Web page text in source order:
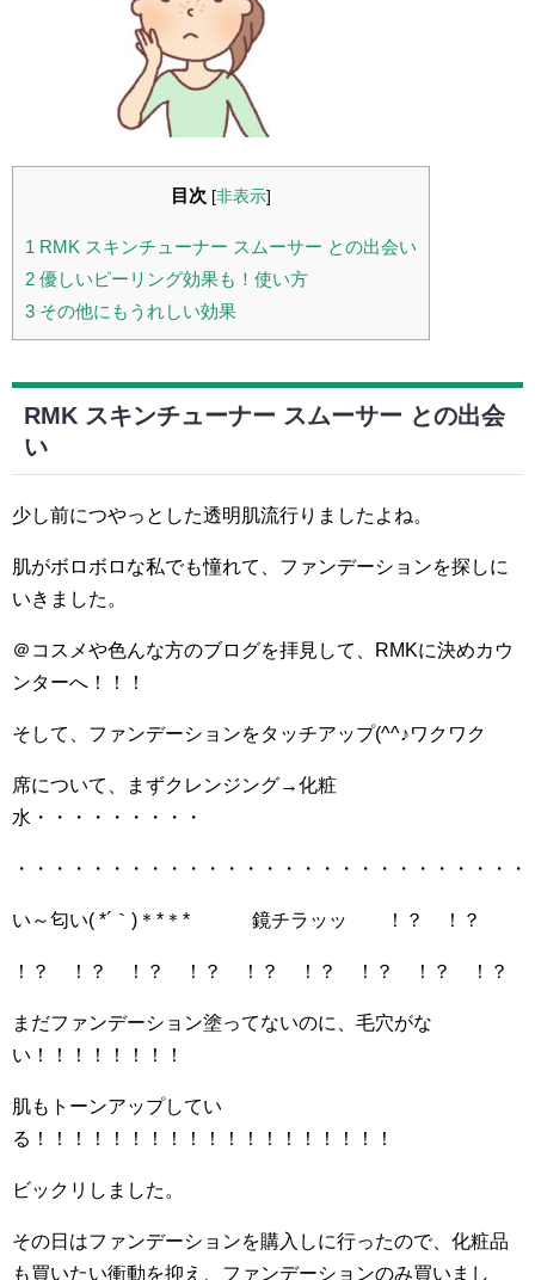
目次 [非表示]
1 RMK スキンチューナー スムーサー との出会い
2 優しいピーリング効果も！使い方
3 その他にもうれしい効果
RMK スキンチューナー スムーサー との出会
い
少し前につやっとした透明肌流行りましたよね。
肌がボロボロな私でも憧れて、ファンデーションを探しに
いきました。
＠コスメや色んな方のブログを拝見して、RMKに決めカウ
ンターへ！！！
そして、ファンデーションをタッチアップ(^^♪ワクワク
席について、まずクレンジング→化粧
水・・・・・・・・・
・・・・・・・・・・・・・・・・・・・・・・・・・・・
い～匂い( *´｀)＊*＊* 鏡チラッッ ！？ ！？
！？ ！？ ！？ ！？ ！？ ！？ ！？ ！？ ！？
まだファンデーション塗ってないのに、毛穴がな
い！！！！！！！！
肌もトーンアップしてい
る！！！！！！！！！！！！！！！！！！！
ビックリしました。
その日はファンデーションを購入しに行ったので、化粧品
も買いたい衝動を抑え、ファンデーションのみ買いまし